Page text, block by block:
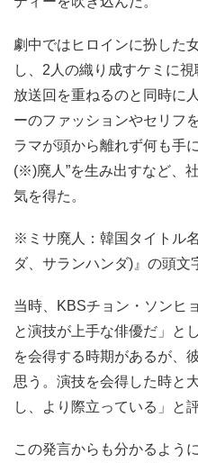
劇中ではヒロインに扮した
し、2人の織り成すケミに視
放送回を重ねるのと同時に
ーのファッションやセリフ
ラマが頭から離れず何も手
(※)廃人”を生み出すなど、
気を得た。
※ミサ廃人：韓国タイトル
ダ、サランハンダ)』の頭文
当時、KBSチョン・ソンヒ
と演技が上手な俳優だ」と
を会得する時期があるが、
思う。演技を会得した時と
し、より際立っている」と
この発言からも分かるよう